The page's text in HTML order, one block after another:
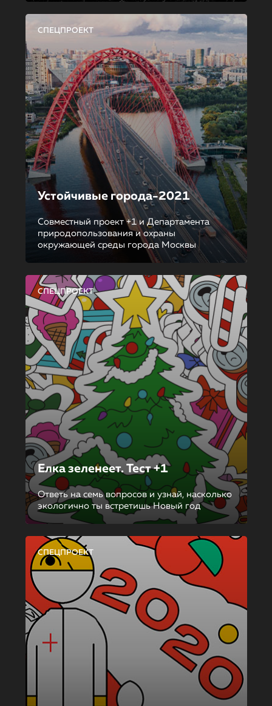
СПЕЦПРОЕКТ
Устойчивые города-2021
Совместный проект +1 и Департамента
природопользования и охраны
окружающей среды города Москвы
СПЕЦПРОЕКТ
Елка зеленеет. Тест +1
Ответь на семь вопросов и узнай, насколько
экологично ты встретишь Новый год
СПЕЦПРОЕКТ